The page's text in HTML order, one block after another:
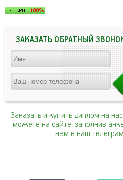
ЗАКАЗАТЬ ОБРАТНЫЙ
Заказать и купить диплом на
можете на сайте, заполнив
нам в наш